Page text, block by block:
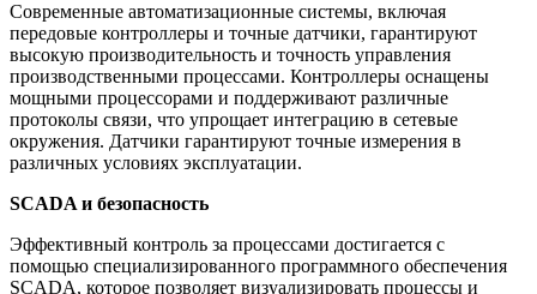
Современные автоматизационные системы, включая
передовые контроллеры и точные датчики, гарантируют
высокую производительность и точность управления
производственными процессами. Контроллеры оснащены
мощными процессорами и поддерживают различные
протоколы связи, что упрощает интеграцию в сетевые
окружения. Датчики гарантируют точные измерения в
различных условиях эксплуатации.
SCADA и безопасность
Эффективный контроль за процессами достигается с
помощью специализированного программного обеспечения
SCADA, которое позволяет визуализировать процессы и